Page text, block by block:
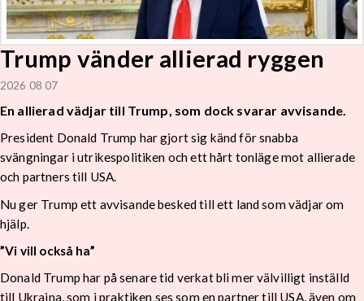
Trump vänder allierad ryggen
2026 08 07
En allierad vädjar till Trump, som dock svarar avvisande.
President Donald Trump har gjort sig känd för snabba
svängningar i utrikespolitiken och ett hårt tonläge mot allierade
och partners till USA.
Nu ger Trump ett avvisande besked till ett land som vädjar om
hjälp.
”Vi vill också ha”
Donald Trump har på senare tid verkat bli mer välvilligt inställd
till Ukraina, som i praktiken ses som en partner till USA, även om